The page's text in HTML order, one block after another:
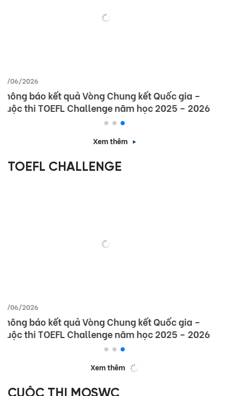
17/04/2026
[Nghệ An] Thông báo kết quả Vòng thi cấp Tỉnh
– Cuộc thi tiếng Anh quốc tế TOEFL Challenge
Xem thêm
TOEFL CHALLENGE
14/05/2026
Thông báo thời gian, địa điểm tổ chức Vòng
Chung kết Quốc gia (Vòng 3) Cuộc thi TOEFL
Junior Challenge năm học 2025 – 2026
Xem thêm